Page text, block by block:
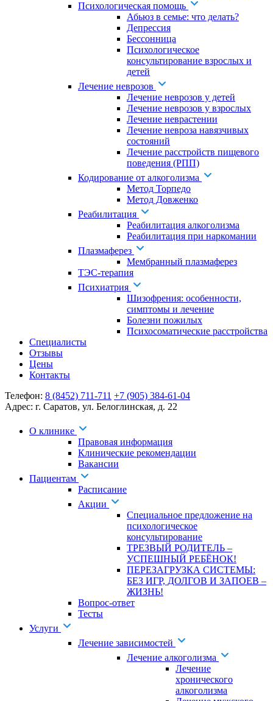
Психологическая помощь
Абьюз в семье: что делать?
Депрессия
Бессонница
Психологическое
консультирование взрослых и
детей
Лечение неврозов
Лечение неврозов у детей
Лечение неврозов у взрослых
Лечение неврастении
Лечение невроза навязчивых
состояний
Лечение расстройств пищевого
поведения (РПП)
Кодирование от алкоголизма
Метод Торпедо
Метод Довженко
Реабилитация
Реабилитация алкоголизма
Реабилитация при наркомании
Плазмаферез
Мембранный плазмаферез
ТЭС-терапия
Психиатрия
Шизофрения: особенности,
симптомы и лечение
Болезни пожилых
Психосоматические расстройства
Специалисты
Отзывы
Цены
Контакты
Телефон: 8 (8452) 711-711 +7 (905) 384-61-04
Адрес: г. Саратов, ул. Белоглинская, д. 22
О клинике
Правовая информация
Клинические рекомендации
Вакансии
Пациентам
Расписание
Акции
Специальное предложение на
психологическое
консультирование
ТРЕЗВЫЙ РОДИТЕЛЬ –
УСПЕШНЫЙ РЕБЁНОК!
ПЕРЕЗАГРУЗКА СИСТЕМЫ:
БЕЗ ИГР, ДОЛГОВ И ЗАПОЕВ –
ЖИЗНЬ!
Вопрос-ответ
Тесты
Услуги
Лечение зависимостей
Лечение алкоголизма
Лечение
хронического
алкоголизма